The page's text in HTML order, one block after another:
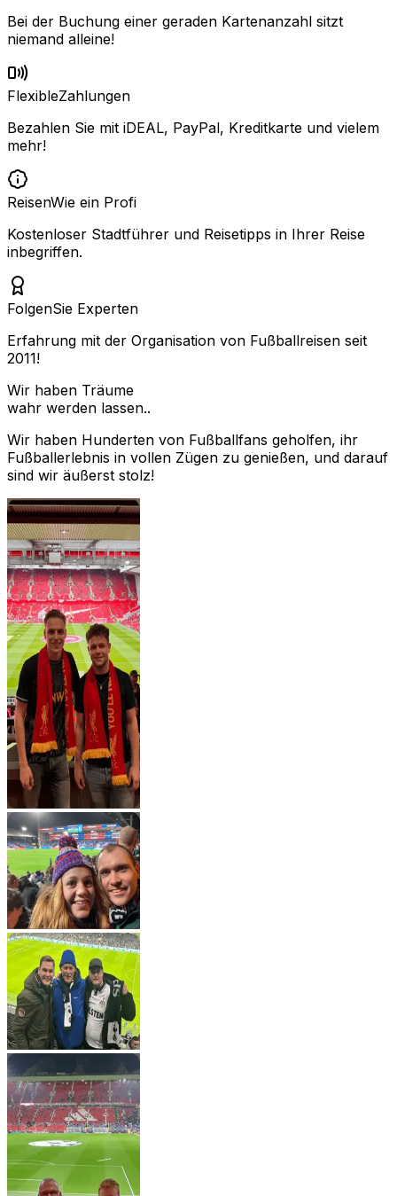
Bei der Buchung einer geraden Kartenanzahl sitzt
niemand alleine!
FlexibleZahlungen
Bezahlen Sie mit iDEAL, PayPal, Kreditkarte und vielem
mehr!
ReisenWie ein Profi
Kostenloser Stadtführer und Reisetipps in Ihrer Reise
inbegriffen.
FolgenSie Experten
Erfahrung mit der Organisation von Fußballreisen seit
2011!
Wir haben Träume
wahr werden lassen..
Wir haben Hunderten von Fußballfans geholfen, ihr
Fußballerlebnis in vollen Zügen zu genießen, und darauf
sind wir äußerst stolz!